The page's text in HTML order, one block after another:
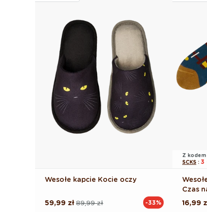
Wesołe kapcie Kocie oczy
Cena
89,99 zł
Cena
59,99 zł -33%
Z kodem
SCKS : 3
Czas
Cena
Cena
16,99